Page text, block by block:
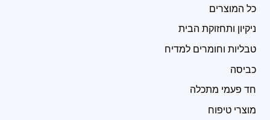
כל המוצרים
ניקיון ותחזוקת הבית
טבליות וחומרים למדיח
כביסה
חד פעמי מתכלה
מוצרי טיפוח